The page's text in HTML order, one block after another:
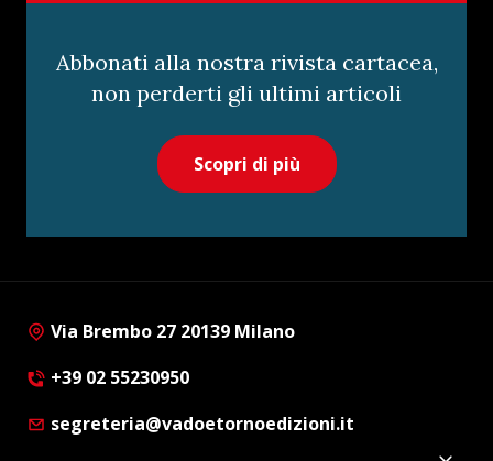
Abbonati alla nostra rivista cartacea,
non perderti gli ultimi articoli
Scopri di più
Via Brembo 27 20139 Milano
+39 02 55230950
segreteria@vadoetornoedizioni.it